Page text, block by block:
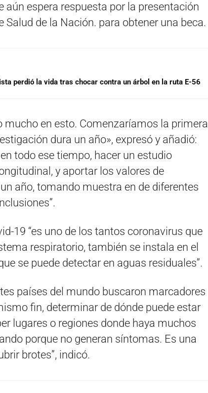
aún espera respuesta por la presentación
Salud de la Nación. para obtener una beca.
perdió la vida tras chocar contra un árbol en la ruta E-56
mucho en esto. Comenzaríamos la primera
dura un año», expresó y añadió:
todo ese tiempo, hacer un estudio
y aportar los valores de
año, tomando muestra en de diferentes
19 “es uno de los tantos coronavirus que
respiratorio, también se instala en el
se puede detectar en aguas residuales”.
países del mundo buscaron marcadores
fin, determinar de dónde puede estar
lugares o regiones donde haya muchos
porque no generan síntomas. Es una
brotes”, indicó.